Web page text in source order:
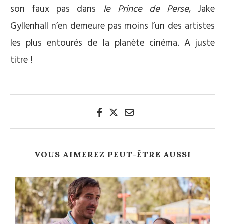
son faux pas dans le Prince de Perse, Jake
Gyllenhall n’en demeure pas moins l’un des artistes
les plus entourés de la planète cinéma. A juste
titre !
VOUS AIMEREZ PEUT-ÊTRE AUSSI